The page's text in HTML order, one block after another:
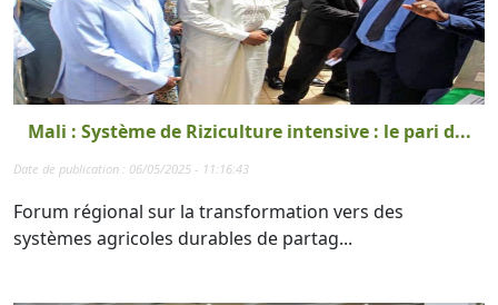
Mali : Système de Riziculture intensive : le pari d...
Date de publication : 06/05/2025 - 11:16:43
Forum régional sur la transformation vers des
systèmes agricoles durables de partag...